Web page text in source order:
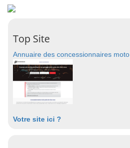
Top Site
Annuaire des concessionnaires moto
Votre site ici ?